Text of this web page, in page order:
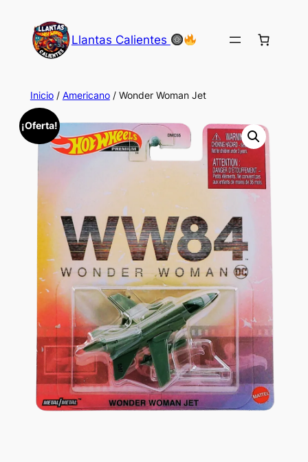
contenido
Llantas Calientes
Inicio/ Americano/ Wonder Woman Jet
¡Oferta!